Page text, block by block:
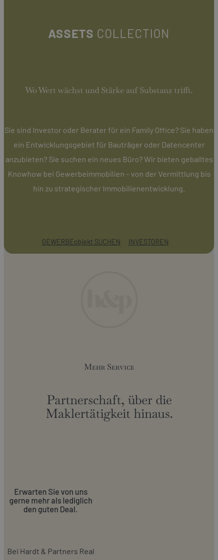
ASSETS COLLECTION
Wo Wert wächst und Stärke auf Substanz trifft.
Sie sind Investor oder Berater für ein Family Office? Sie haben
ein Entwicklungsgebiet für Bauträger oder Datencenter
anzubieten? Sie suchen ein neues Büro? Wir bieten geballtes
Knowhow bei Gewerbeimmobilien – von der Vermittlung bis
hin zu strategischer Immobilienentwicklung.
GEWERBEobjekt SUCHEN INVESTOREN
Mehr Service
Partnerschaft, über die
Maklertätigkeit hinaus.
Erwarten Sie von uns
gerne mehr als lediglich
den guten Deal.
Bei Hardt & Partners Real